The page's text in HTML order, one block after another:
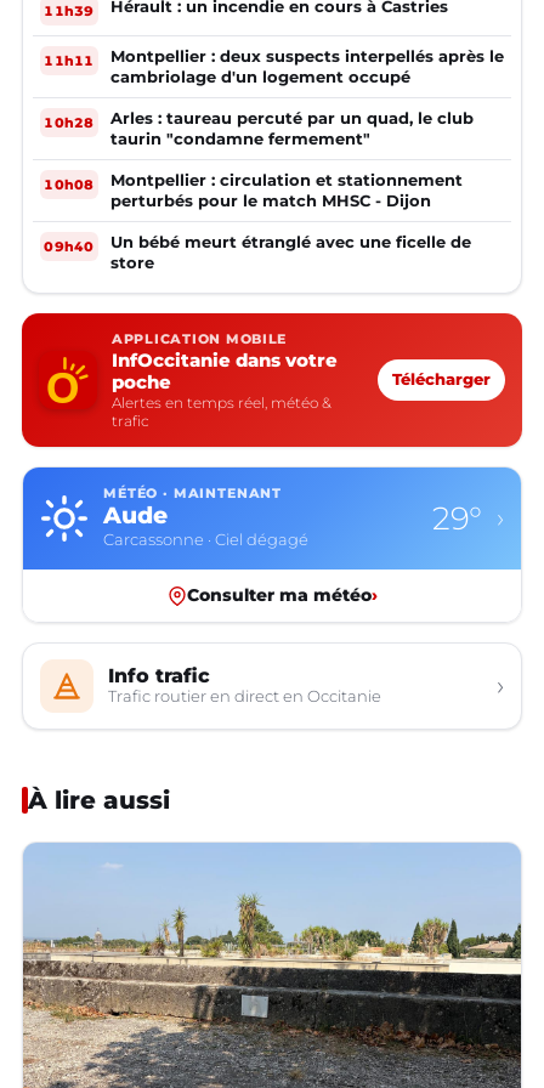
11h39 Hérault : un incendie en cours à Castries
11h11
Montpellier : deux suspects interpellés après le
cambriolage d'un logement occupé
10h28
Arles : taureau percuté par un quad, le club
taurin "condamne fermement"
10h08
Montpellier : circulation et stationnement
perturbés pour le match MHSC - Dijon
09h40
Un bébé meurt étranglé avec une ficelle de
store
APPLICATION MOBILE
InfOccitanie dans votre
poche
Alertes en temps réel, météo &
trafic
Télécharger
MÉTÉO · MAINTENANT
Aude
Carcassonne · Ciel dégagé
29° ›
Consulter ma météo›
Info trafic
Trafic routier en direct en Occitanie ›
À lire aussi